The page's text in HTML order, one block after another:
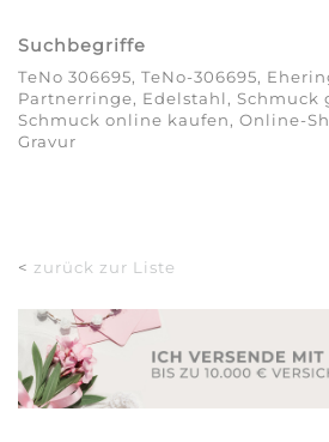
Suchbegriffe
TeNo 306695, TeNo-306695,
Partnerringe, Edelstahl, Schmuck
Schmuck online kaufen, Online-
Gravur
< zurück zur Liste